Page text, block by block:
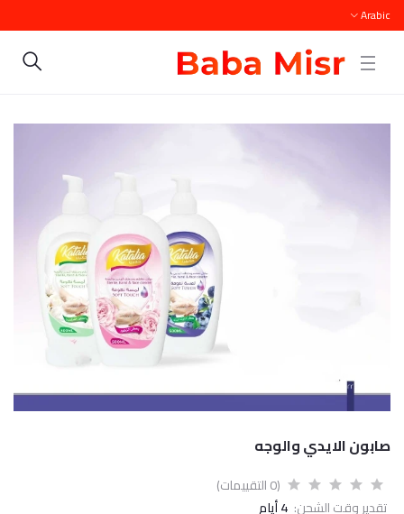
Arabic
صابون الايدي والوجه
(0 التقييمات)
تقدير وقت الشحن: 4 أيام